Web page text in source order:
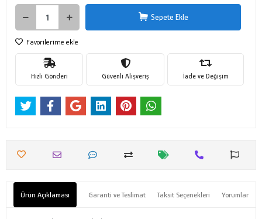
Sepete Ekle
Favorilerime ekle
Hızlı Gönderi Güvenli Alışveriş İade ve Değişim
Ürün Açıklaması Garanti ve Teslimat Taksit Seçenekleri Yorumlar